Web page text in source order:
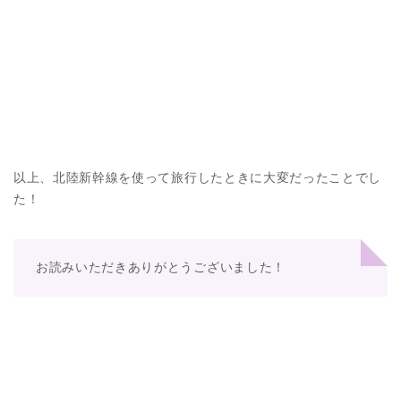
以上、北陸新幹線を使って旅行したときに大変だったことでし
た！
お読みいただきありがとうございました！